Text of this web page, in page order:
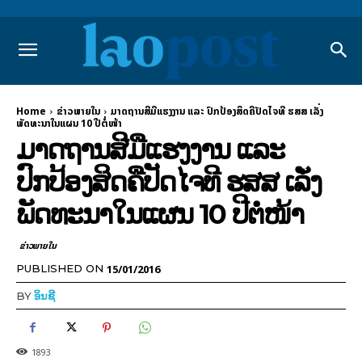
Home ຂ່າວພາຍ​ໃນ
ມາດຖານສີມືແຮງງານ ແລະ ປົກປ້ອງສິດຄືປັດໄຈທີ ຮສສ ເລັ່ງ
ພັດທະນາໃນແຜນ 10 ປີຕໍ່ໜ້າ
ມາດຖານສີມືແຮງງານ ແລະ
ປົກປ້ອງສິດຄືປັດໄຈທີ ຮສສ ເລັ່ງ
ພັດທະນາໃນແຜນ 10 ປີຕໍ່ໜ້າ
ຂ່າວພາຍ​ໃນ
PUBLISHED ON 15/01/2016
BYອິນຊີ
1893